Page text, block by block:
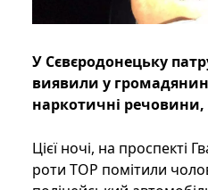
У Сєвєродонецьку
виявили у
наркотичні речовини,
Цієї ночі, на проспекті
роти ТОР помітили